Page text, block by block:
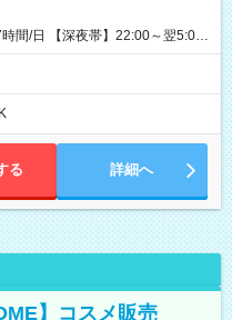
間/日 【深夜帯】22:00～翌5:00
から翌5:00までは18歳以上の方
業務禁止のため） ★深夜で
行いますので、安心して働けま
る 詳細へ
】コスメ販売